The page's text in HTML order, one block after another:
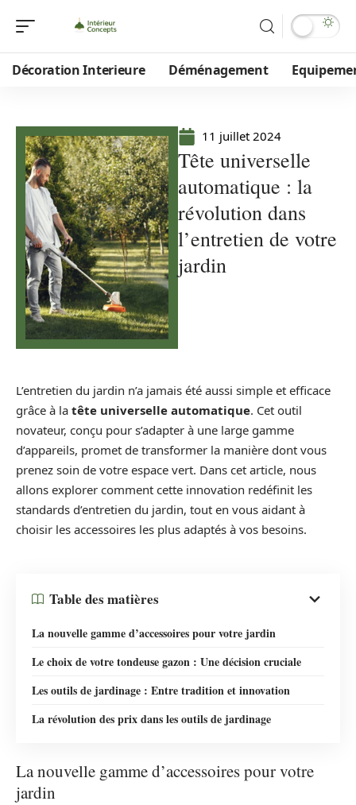
Décoration Interieure Déménagement
11 juillet 2024
Tête universelle
automatique : la
révolution dans
l’entretien de votre
jardin
L’entretien du jardin n’a jamais été aussi simple et efficace
grâce à la tête universelle automatique. Cet outil
novateur, conçu pour s’adapter à une large gamme
d’appareils, promet de transformer la manière dont vous
prenez soin de votre espace vert. Dans cet article, nous
allons explorer comment cette innovation redéfinit les
standards d’entretien du jardin, tout en vous aidant à
choisir les accessoires les plus adaptés à vos besoins.
Table des matières
La nouvelle gamme d’accessoires pour votre jardin
Le choix de votre tondeuse gazon : Une décision cruciale
Les outils de jardinage : Entre tradition et innovation
La révolution des prix dans les outils de jardinage
La nouvelle gamme d’accessoires pour votre
jardin